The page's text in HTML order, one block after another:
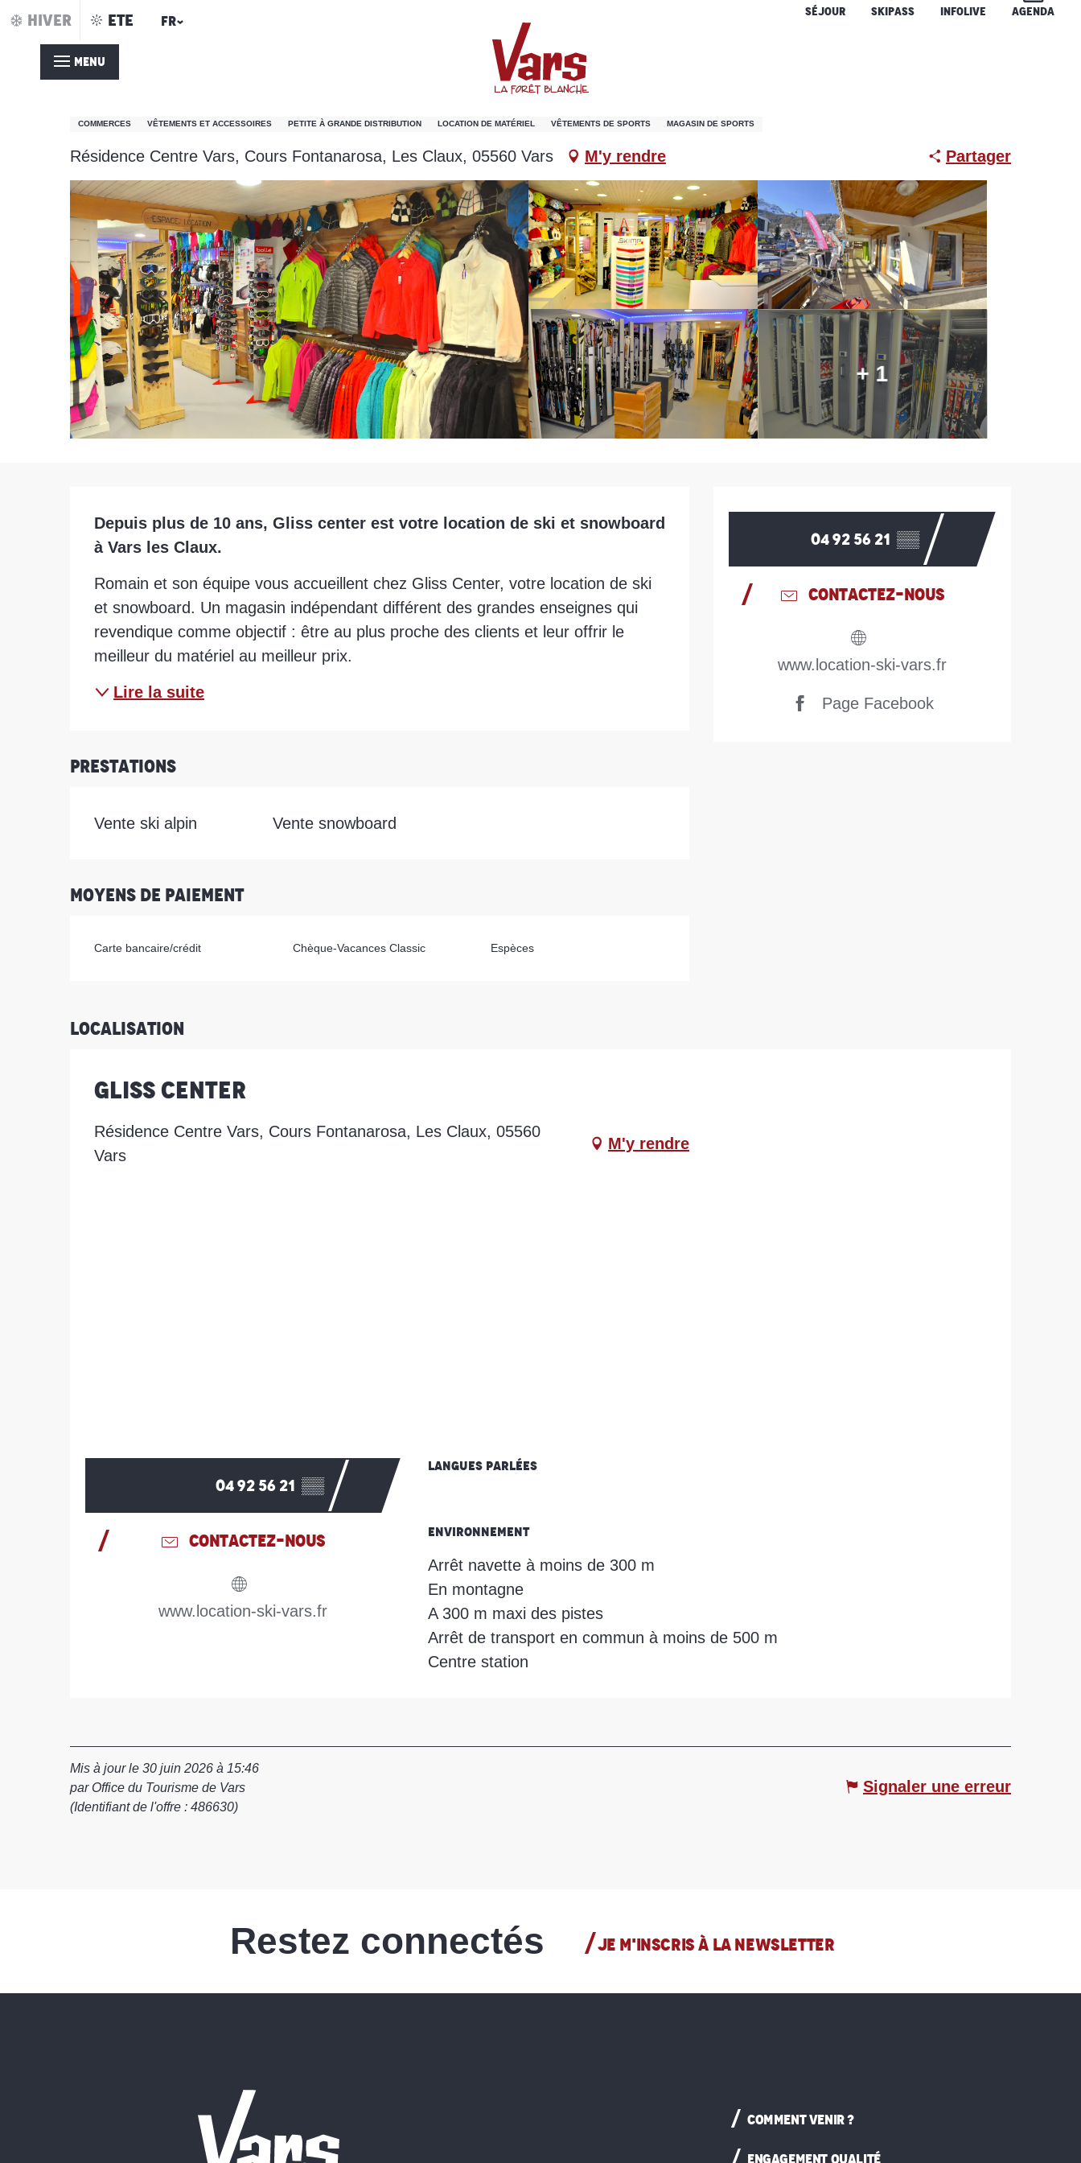
Aller
contenu
principal
HIVER ETE FR
MENU
SÉJOUR SKIPASS INFOLIVE AGENDA
Accueil – été Gliss Center
COMMERCES VÊTEMENTS ET ACCESSOIRES PETITE À GRANDE DISTRIBUTION LOCATION DE MATÉRIEL VÊTEMENTS DE SPORTS MAGASIN DE SPORTS
Résidence Centre Vars, Cours Fontanarosa, Les Claux, 05560 Vars M'y rendre Partager
+ 1
Ouverture et
04 92 56 21 ▒▒
CONTACTEZ-NOUS
www.location-ski-vars.fr
Page Facebook
Description
Depuis plus de 10 ans, Gliss center est votre location de ski et snowboard
à Vars les Claux.
Romain et son équipe vous accueillent chez Gliss Center, votre location de ski
et snowboard. Un magasin indépendant différent des grandes enseignes qui
revendique comme objectif : être au plus proche des clients et leur offrir le
meilleur du matériel au meilleur prix.
Lire la suite
Prestations
Vente ski alpin Vente snowboard
Moyens de paiement
Carte bancaire/crédit Chèque-Vacances Classic Espèces
Localisation
Gliss Center
Résidence Centre Vars, Cours Fontanarosa, Les Claux, 05560
Vars
M'y rendre
04 92 56 21 ▒▒
CONTACTEZ-NOUS
www.location-ski-vars.fr
Langues parlées
Langues parlées
Environnement
Environnement
Arrêt navette à moins de 300 m
En montagne
A 300 m maxi des pistes
Arrêt de transport en commun à moins de 500 m
Centre station
Mis à jour le 30 juin 2026 à 15:46
par Office du Tourisme de Vars
(Identifiant de l'offre : 486630)
Signaler une erreur
Restez connectés JE M'INSCRIS À LA NEWSLETTER
COMMENT VENIR ?
ENGAGEMENT QUALITÉ